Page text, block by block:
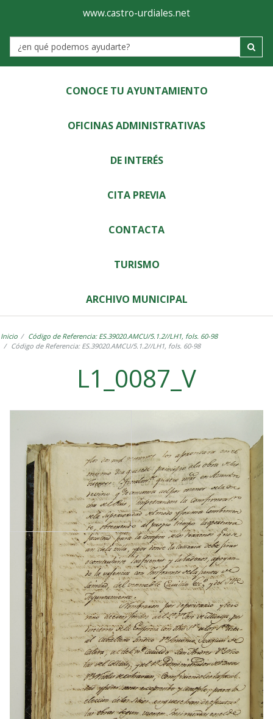
Ayuntamiento
de
Castro-
Urdiales
www.castro-urdiales.net
Label
CONOCE TU AYUNTAMIENTO
OFICINAS ADMINISTRATIVAS
DE INTERÉS
CITA PREVIA
CONTACTA
TURISMO
ARCHIVO MUNICIPAL
Inicio
Código de Referencia: ES.39020.AMCU/5.1.2//LH1, fols. 60-98
Código de Referencia: ES.39020.AMCU/5.1.2//LH1, fols. 60-98
L1_0087_V